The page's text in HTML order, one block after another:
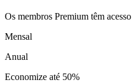
Os membros Premium têm
Mensal
Anual
Economize até 50%